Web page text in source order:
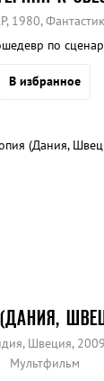
1980,
по
В избранное
Швеция,
Мультфильм